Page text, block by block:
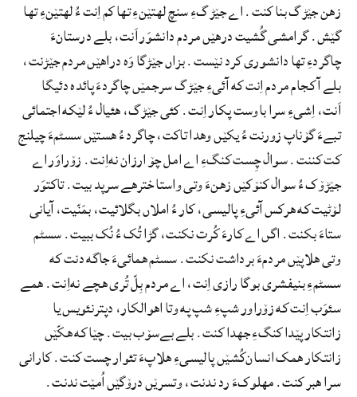
زهن جێڑگ بنا کنت. اے جێڑگءِ سنچ لهتێنءِ تها کم اِنت ءُ لهتێنءِ تها
گێش. گرامشی گُشیت درهێں مردم دانشوَر اَنت، بلے درستانءَ
چاگردءِ تها دانشوری کرد نێست. بزاں جێڑگا وَه دراهێں مردم جێڑنت،
بلے آ کجام مردم اِنت که آئیءِ جێڑگ سرجمێں چاگردءَ پائده دئیگا
اَنت، اِشیءِ سرا باوست پکار اِنت. کئی جێڑگ، هئیال ءُ لێکه اجتمائی
تبےءَ گۆناپ زورنت ءُ یکێں وهدا تاکت، چاگرد ءُ هستێں سسٹمءَ چیلنج
کت کننت. سوال چِست کنگءِ اے امل چۆ ارزان نه‌اِنت. زۆراوَر اے
جێڑۆک ءُ سوال کنۆکێں زهنءَ وتی واستا خترهے سرپد بیت. تاکتوَر
لۆٹیت که هرکس آئیءِ پالیسی، کار ءُ املاں بگلائیت، بمَنّیت، آیانی
ستاءَ بکنت. اگں اے کارءَ کُرت نکنت، گڑا تُک ءُ نُک ببیت. سسٹم
وتی هلاپێں مردمءَ برداشت نکنت. سسٹم همائیءَ جاگه دنت که
سسٹمءِ بنیفشری بوگا رازی اِنت، اے مردم بِلّ تُری هچے نه‌اِنت. همے
سئوَب اِنت که زۆراور شپءِ شپ په وتا اهوالکار، دپترنئویس یا
زانتکار پێدا کنگءِ جهدا کنت. بلے بےسۆب بیت. چێا که هکّێں
زانتکار همک انسان‌کُشێں پالیسیءِ هلاپءَ تئوار چست کنت. کارانی
سرا هبر کنت. مهلوکءَ رد ندنت، وتسرێں درۆگێں اُمێت ندنت.